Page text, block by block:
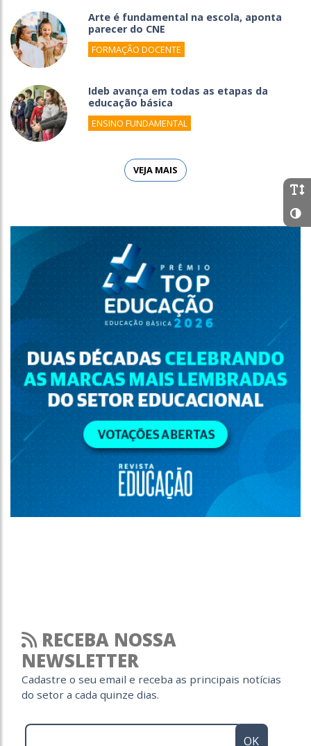
Arte é fundamental na escola, aponta
parecer do CNE
FORMAÇÃO DOCENTE
Ideb avança em todas as etapas da
educação básica
ENSINO FUNDAMENTAL
VEJA MAIS
RECEBA NOSSA
NEWSLETTER
Cadastre o seu email e receba as principais notícias
do setor a cada quinze dias.